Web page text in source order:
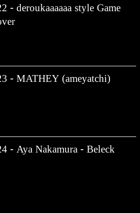
- deroukaaaaaa style Game
- MATHEY (ameyatchi)
- Aya Nakamura - Beleck